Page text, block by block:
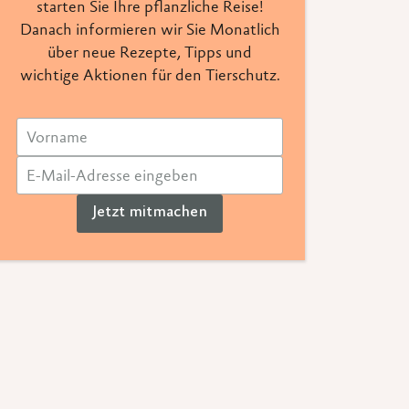
starten Sie Ihre pflanzliche Reise!
Danach informieren wir Sie Monatlich
über neue Rezepte, Tipps und
wichtige Aktionen für den Tierschutz.
Jetzt mitmachen